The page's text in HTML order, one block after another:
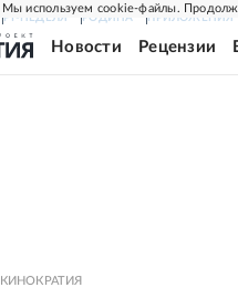
Мы используем cookie-файлы.
РГ-НЕДЕЛЯ РОДИНА ПРИЛОЖЕНИЯ
Новости Рецензии
КИНОКРАТИЯ